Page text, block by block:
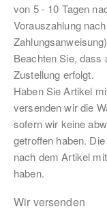
von 5 - 10 Tagen
Vorauszahlung
Beachten Sie, dass
Zustellung erfolgt.
Haben Sie Artikel
versenden wir die
sofern wir keine
getroffen haben.
nach dem Artikel
haben.
Wir versenden